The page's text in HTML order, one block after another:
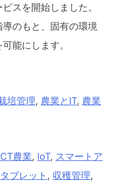
スを開始しました。
のもと、固有の環境
能にします。
培管理, 農業とIT, 農業
農業, IoT, スマートア
タブレット , 収穫管理,